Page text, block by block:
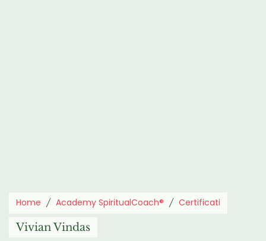
Home Academy SpiritualCoach® Certificati
Vivian Vindas